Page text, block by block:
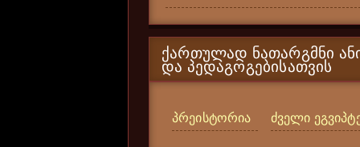
ᲥᲐᲠᲗᲣᲚᲐᲓ ᲜᲐᲗᲐᲠᲒᲛᲜᲘ
ᲓᲐ ᲞᲔᲓᲐᲒᲝᲒᲔᲑᲘᲡᲐᲗᲕᲘᲡ
პრეისტორია ძველი